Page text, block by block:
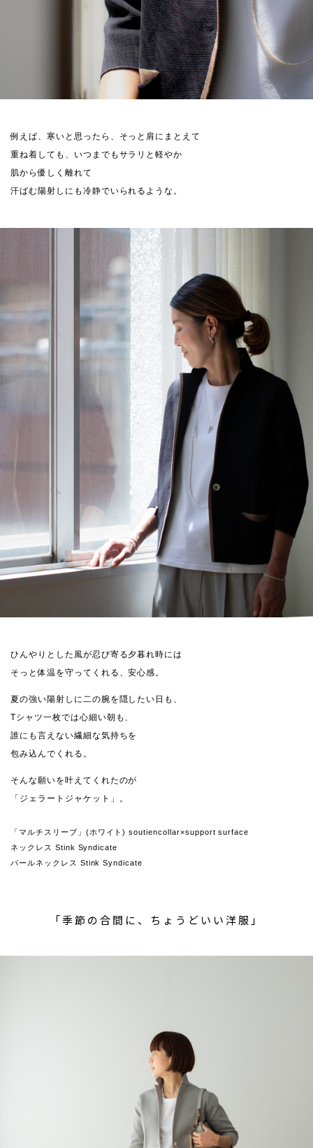
例えば、寒いと思ったら、そっと肩にまとえて
重ね着しても、いつまでもサラリと軽やか
肌から優しく離れて
汗ばむ陽射しにも冷静でいられるような。
ひんやりとした風が忍び寄る夕暮れ時には
そっと体温を守ってくれる、安心感。
夏の強い陽射しに二の腕を隠したい日も、
Tシャツ一枚では心細い朝も、
誰にも言えない繊細な気持ちを
包み込んでくれる。
そんな願いを叶えてくれたのが
「ジェラートジャケット」。
「マルチスリーブ」(ホワイト) soutiencollar×support surface
ネックレス Stink Syndicate
パールネックレス Stink Syndicate
「季節の合間に、ちょうどいい洋服」